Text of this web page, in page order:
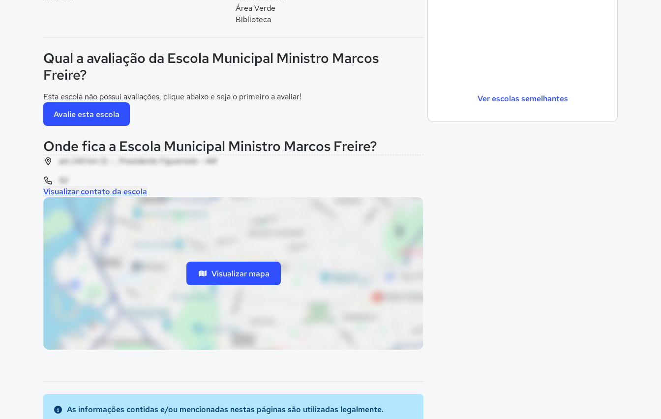
Ver escolas semelhantes
Área Verde
Biblioteca
Qual a avaliação da Escola Municipal Ministro Marcos
Freire?
Esta escola não possui avaliações, clique abaixo e seja o primeiro a avaliar!
Avalie esta escola
Onde fica a Escola Municipal Ministro Marcos Freire?
am 240 km 13, - , Presidente Figueiredo - AM
92
Visualizar contato da escola
Visualizar mapa
As informações contidas e/ou mencionadas nestas páginas são utilizadas legalmente.